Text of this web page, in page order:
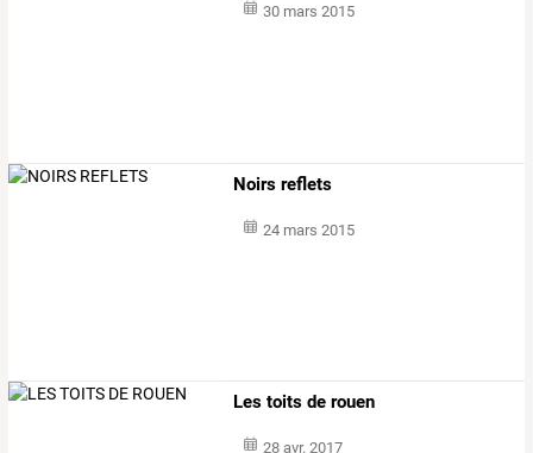
30 mars 2015
Noirs reflets
24 mars 2015
Les toits de rouen
28 avr. 2017